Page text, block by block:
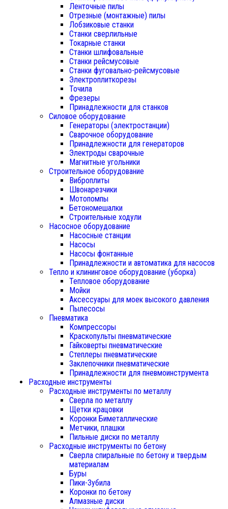
Ленточные пилы
Отрезные (монтажные) пилы
Лобзиковые станки
Станки сверлильные
Токарные станки
Станки шлифовальные
Станки рейсмусовые
Станки фуговально-рейсмусовые
Электроплиткорезы
Точила
Фрезеры
Принадлежности для станков
Силовое оборудование
Генераторы (электростанции)
Сварочное оборудование
Принадлежности для генераторов
Электроды сварочные
Магнитные угольники
Строительное оборудование
Виброплиты
Швонарезчики
Мотопомпы
Бетономешалки
Строительные ходули
Насосное оборудование
Насосные станции
Насосы
Насосы фонтанные
Принадлежности и автоматика для насосов
Тепло и клининговое оборудование (уборка)
Тепловое оборудование
Мойки
Аксессуары для моек высокого давления
Пылесосы
Пневматика
Компрессоры
Краскопульты пневматические
Гайковерты пневматические
Степлеры пневматические
Заклепочники пневматические
Принадлежности для пневмоинструмента
Расходные инструменты
Расходные инструменты по металлу
Сверла по металлу
Щетки крацовки
Коронки Биметаллические
Метчики, плашки
Пильные диски по металлу
Расходные инструменты по бетону
Сверла спиральные по бетону и твердым
материалам
Буры
Пики-Зубила
Коронки по бетону
Алмазные диски